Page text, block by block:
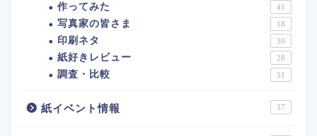
作ってみた 41
写真家の皆さま 18
印刷ネタ 30
紙好きレビュー 28
調査・比較 51
紙イベント情報 37